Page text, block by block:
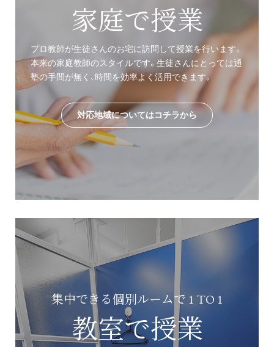
家庭で授業
プロ教師が生徒さんのお宅に訪問して授業を行います。
本来の家庭教師のスタイルです。生徒さんにとっては通
塾の手間が無く、時間を効率よく活用できます。
対応地域についてはコチラから
集中できる個別ルームで 1 TO 1
教室で授業